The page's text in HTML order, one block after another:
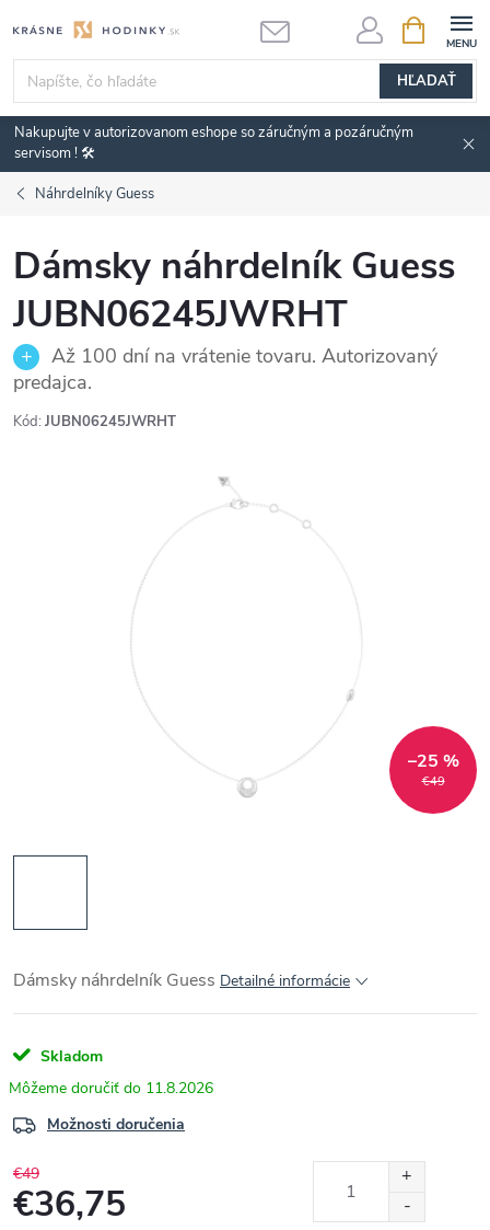
na
obsah
HĽADAŤ
KOŠÍK
Nakupujte v autorizovanom eshope so záručným a pozáručným
servisom ! 🛠️
Náhrdelníky Guess
Dámsky náhrdelník Guess
JUBN06245JWRHT
Až 100 dní na vrátenie tovaru. Autorizovaný
predajca.
Kód: JUBN06245JWRHT
€49
–25 %
Dámsky náhrdelník Guess Detailné informácie
Skladom
11.8.2026
Možnosti doručenia
€49
€36,75